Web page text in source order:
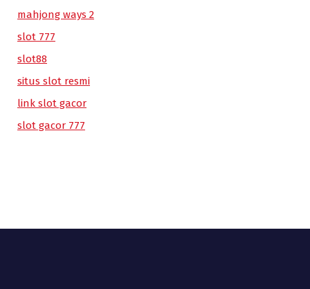
mahjong ways 2
slot 777
slot88
situs slot resmi
link slot gacor
slot gacor 777